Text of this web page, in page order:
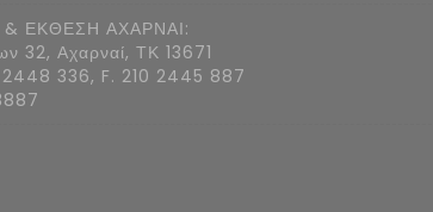
ΕΚΘΕΣΗ ΑΧΑΡΝΑΙ:
32, Αχαρναί, ΤΚ 13671
336, F. 210 2445 887